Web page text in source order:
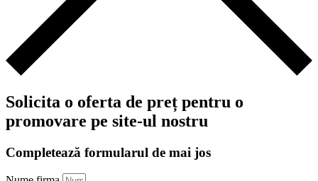
Solicita o oferta de preț pentru o
promovare pe site-ul nostru
Completează formularul de mai jos